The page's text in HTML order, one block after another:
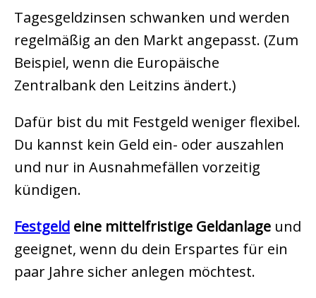
Tagesgeldzinsen schwanken und werden
regelmäßig an den Markt angepasst. (Zum
Beispiel, wenn die Europäische
Zentralbank den Leitzins ändert.)
Dafür bist du mit Festgeld weniger flexibel.
Du kannst kein Geld ein- oder auszahlen
und nur in Ausnahmefällen vorzeitig
kündigen.
Festgeld eine mittelfristige Geldanlage und
geeignet, wenn du dein Erspartes für ein
paar Jahre sicher anlegen möchtest.